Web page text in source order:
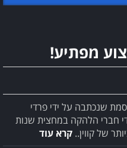
מפתיע!
שנכתבה על ידי פרדי
חברי הלהקה במחצית שנות
קרא עוד